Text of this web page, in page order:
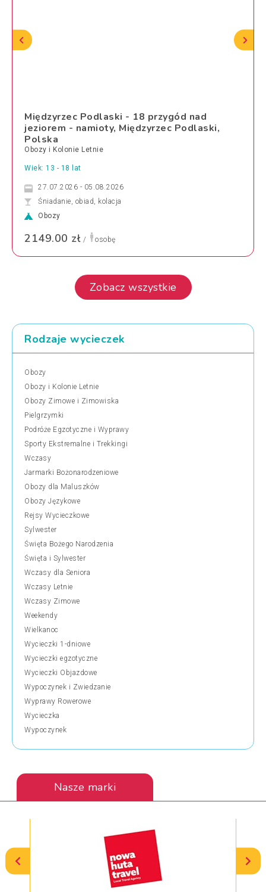
Międzyrzec Podlaski - 18 przygód nad
jeziorem - namioty, Międzyrzec Podlaski,
Polska
Obozy i Kolonie Letnie
Wiek: 13 - 18 lat
27.07.2026 - 05.08.2026
Śniadanie, obiad, kolacja
Obozy
2149.00 zł / osobę
Zobacz wszystkie
Rodzaje wycieczek
Obozy
Obozy i Kolonie Letnie
Obozy Zimowe i Zimowiska
Pielgrzymki
Podróże Egzotyczne i Wyprawy
Sporty Ekstremalne i Trekkingi
Wczasy
Jarmarki Bożonarodzeniowe
Obozy dla Maluszków
Obozy Językowe
Rejsy Wycieczkowe
Sylwester
Święta Bożego Narodzenia
Święta i Sylwester
Wczasy dla Seniora
Wczasy Letnie
Wczasy Zimowe
Weekendy
Wielkanoc
Wycieczki 1-dniowe
Wycieczki egzotyczne
Wycieczki Objazdowe
Wypoczynek i Zwiedzanie
Wyprawy Rowerowe
Wycieczka
Wypoczynek
Nasze marki